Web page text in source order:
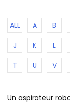
ALL A B
J
K L
T
U V
Un aspirateur